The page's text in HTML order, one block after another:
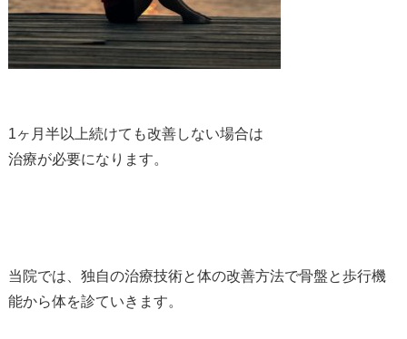
1ヶ月半以上続けても改善しない場合は
治療が必要になります。
当院では、独自の治療技術と体の改善方法で骨盤と歩行機
能から体を診ていきます。